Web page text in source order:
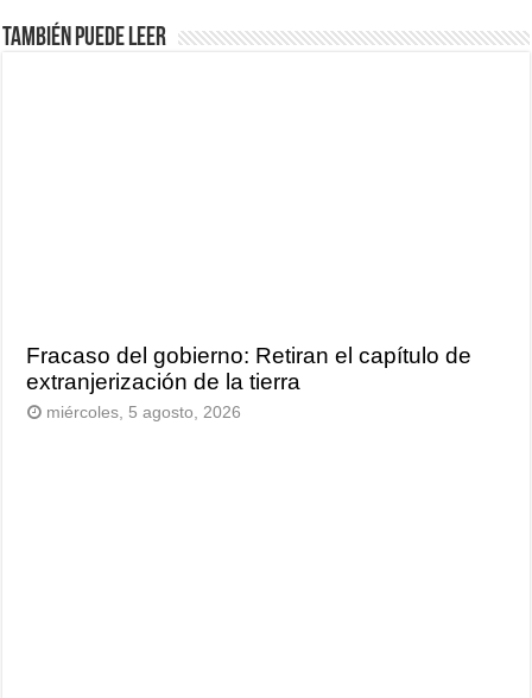
También puede leer
Fracaso del gobierno: Retiran el capítulo de
extranjerización de la tierra
miércoles, 5 agosto, 2026